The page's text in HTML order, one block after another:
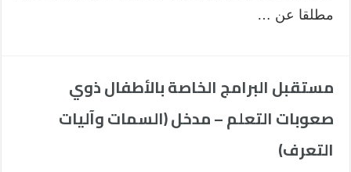
مطلقا عن …
مستقبل البرامج الخاصة بالأطفال ذوي
صعوبات التعلم – مدخل (السمات وآليات
التعرف)